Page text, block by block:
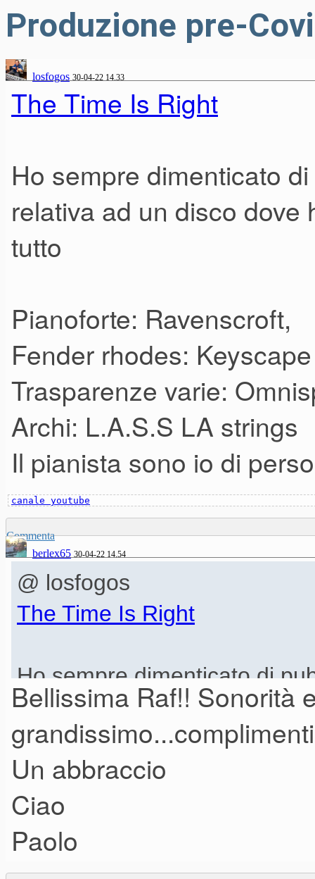
Produzione pre-
losfogos 30-04-22 14.33
The Time Is Right
Ho sempre dimenticato
relativa ad un disco dove
tutto
Pianoforte: Ravenscroft,
Fender rhodes: Keyscape
Trasparenze varie:
Archi: L.A.S.S LA strings
Il pianista sono io di
canale youtube
Commenta
berlex65 30-04-22 14.54
@ losfogos
The Time Is Right
Ho sempre dimenticato di
disco dove ho scritto,
Pianoforte: Ravenscroft,
Fender rhodes: Keyscape
Trasparenze varie:
Bellissima Raf!! Sonorità
Un abbraccio
Ciao
Paolo